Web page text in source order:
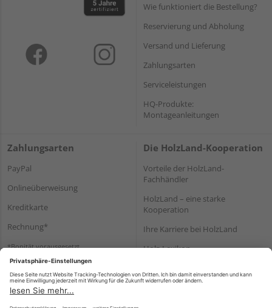
Wie funktioniert die Bestellung?
Reservierung und Abholung
Versand und Lieferung
Zahlungsarten
Serviceleistungen
HQ-Produkte:
Montageanleitungen
Zahlungsarten
PayPal
Onlineüberweisung
Kreditkarte
Rechnung*
*Bonität vorausgesetzt
Die HolzLand-Kooperation
Vorteile der HolzLand-
Fachhändler
HolzLand – eine starke
Kooperation
Ihre Karriere bei HolzLand
Holz-Lexikon